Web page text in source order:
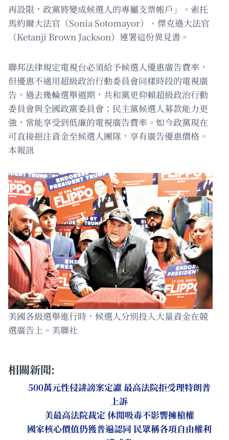
再設限，政黨將變成候選人的專屬支票帳戶」。索托
馬約爾大法官（Sonia Sotomayor）、傑克遜大法官
（Ketanji Brown Jackson）連署這份異見書。
聯邦法律規定電視台必須給予候選人優惠廣告費率，
但優惠不適用超級政治行動委員會同樣時段的電視廣
告。過去幾輪選舉週期，共和黨更仰賴超級政治行動
委員會與全國政黨委員會；民主黨候選人募款能力更
強，常能享受到低廉的電視廣告費率。如今政黨現在
可直接挹注資金至候選人團隊，享有廣告優惠價格。
本報訊
美國各級選舉進行時，候選人分別投入大量資金在競
選廣告上。美聯社
相關新聞:
500萬元性侵誹謗案定讞 最高法院拒受理特朗普
上訴
美最高法院裁定 休閒吸毒不影響擁槍權
國家核心價值仍獲普遍認同 民眾稱各項自由權利